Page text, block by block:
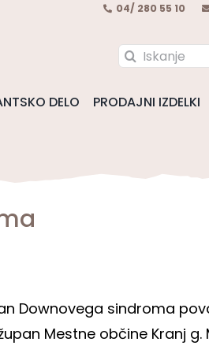
04/ 280 55 10
Search
DELO PRODAJNI IZDELKI
Downovega sindroma
Mestne občine Kranj g.